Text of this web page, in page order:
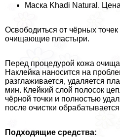
Маска Khadi Natural.
Освободиться от чёрных
очищающие пластыри.
Перед процедурой кожа
Наклейка наносится на
разглаживается, удаляется
мин. Клейкий слой полосок
чёрной точки и полностью
после очистки
Подходящие средства: